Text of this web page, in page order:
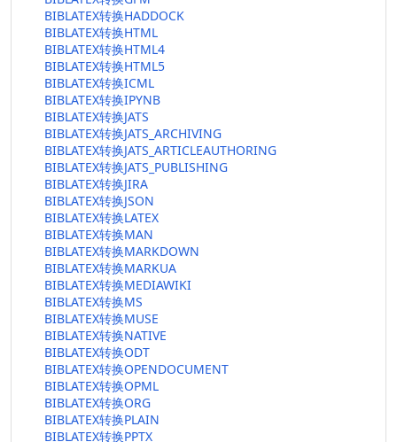
BIBLATEX转换HADDOCK
BIBLATEX转换HTML
BIBLATEX转换HTML4
BIBLATEX转换HTML5
BIBLATEX转换ICML
BIBLATEX转换IPYNB
BIBLATEX转换JATS
BIBLATEX转换JATS_ARCHIVING
BIBLATEX转换JATS_ARTICLEAUTHORING
BIBLATEX转换JATS_PUBLISHING
BIBLATEX转换JIRA
BIBLATEX转换JSON
BIBLATEX转换LATEX
BIBLATEX转换MAN
BIBLATEX转换MARKDOWN
BIBLATEX转换MARKUA
BIBLATEX转换MEDIAWIKI
BIBLATEX转换MS
BIBLATEX转换MUSE
BIBLATEX转换NATIVE
BIBLATEX转换ODT
BIBLATEX转换OPENDOCUMENT
BIBLATEX转换OPML
BIBLATEX转换ORG
BIBLATEX转换PLAIN
BIBLATEX转换PPTX